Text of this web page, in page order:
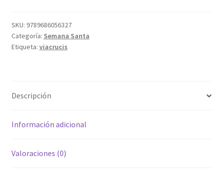
SKU: 9789686056327
Categoría: Semana Santa
Etiqueta: viacrucis
Descripción
Información adicional
Valoraciones (0)